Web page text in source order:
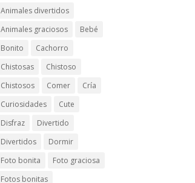
Animales divertidos
Animales graciosos
Bebé
Bonito
Cachorro
Chistosas
Chistoso
Chistosos
Comer
Cría
Curiosidades
Cute
Disfraz
Divertido
Divertidos
Dormir
Foto bonita
Foto graciosa
Fotos bonitas